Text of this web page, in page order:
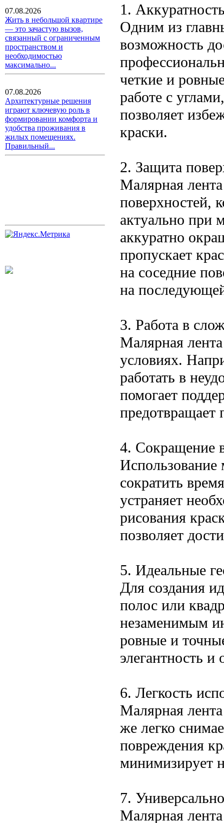
07.08.2026
Жить в небольшой квартире
— это зачастую вызов,
связанный с ограниченным
пространством и
необходимостью
максимально...
07.08.2026
Архитектурные решения
играют ключевую роль в
формировании комфорта и
удобства проживания в
жилых помещениях.
Правильный...
1.
Одним из
возможность
четкие и
работе с
позволяет
краски.
2. Защита
Малярная
поверхностей,
актуально при
аккуратно
пропускает
на соседние
на
3. Работа в
Малярная
условиях.
работать в
помогает
предотвращает
4. Сокращение
Использование
сократить
устраняет
рисования
позволяет
5. Идеальные
Для создания
полос или
незаменимым
ровные и
элегантность и
6. Легкость
Малярная лента
же легко
повреждения
минимизирует
7.
Малярная